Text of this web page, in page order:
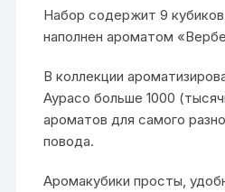
Набор содержит 9
наполнен ароматом
В коллекции
Аурасо больше 1000
ароматов для самого
повода.
Аромакубики просты,